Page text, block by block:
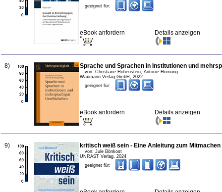
geeignet für:
eBook anfordern Details anzeigen
8) Sprache und Sprachen in Institutionen und
von: Christiane Hohenstein, Antonie Hornung
Waxmann Verlag GmbH , 2022
geeignet für:
eBook anfordern Details anzeigen
9) kritisch weiß sein - Eine Anleitung zum Mitmachen
von: Jule Bönkost
UNRAST Verlag, 2024
geeignet für: